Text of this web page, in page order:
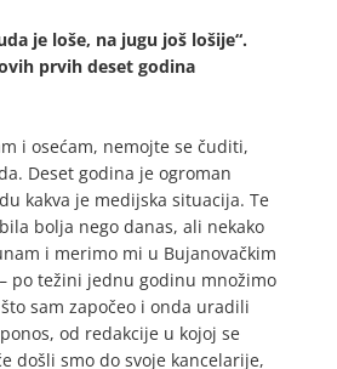
je loše, na jugu još lošije“.
prvih deset godina
i osećam, nemojte se čuditi,
Deset godina je ogroman
kakva je medijska situacija. Te
bolja nego danas, ali nekako
i merimo mi u Bujanovačkim
po težini jednu godinu množimo
sam započeo i onda uradili
od redakcije u kojoj se
došli smo do svoje kancelarije,